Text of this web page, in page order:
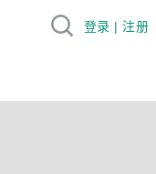
登录 | 注册